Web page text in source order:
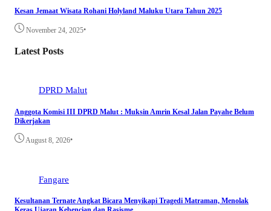
Kesan Jemaat Wisata Rohani Holyland Maluku Utara Tahun 2025
November 24, 2025•
Latest Posts
DPRD Malut
Anggota Komisi III DPRD Malut : Muksin Amrin Kesal Jalan Payahe Belum
Dikerjakan
August 8, 2026•
Fangare
Kesultanan Ternate Angkat Bicara Menyikapi Tragedi Matraman, Menolak